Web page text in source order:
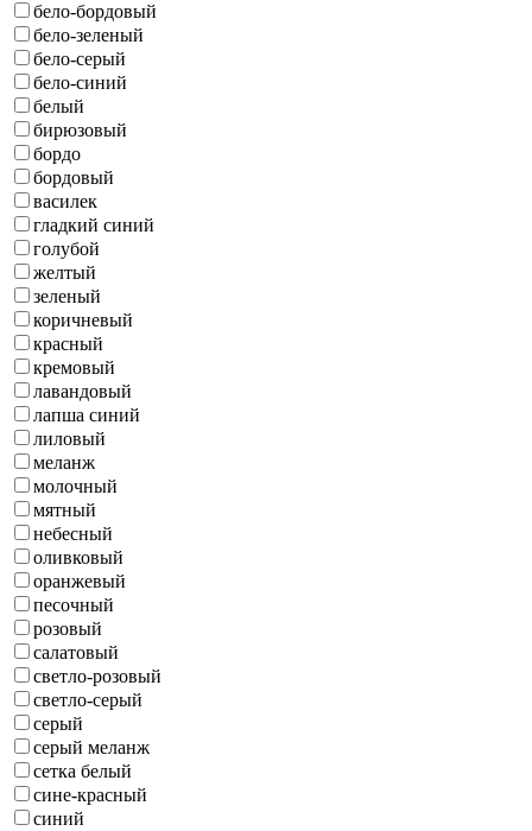
бело-бордовый
бело-зеленый
бело-серый
бело-синий
белый
бирюзовый
бордо
бордовый
василек
гладкий синий
голубой
желтый
зеленый
коричневый
красный
кремовый
лавандовый
лапша синий
лиловый
меланж
молочный
мятный
небесный
оливковый
оранжевый
песочный
розовый
салатовый
светло-розовый
светло-серый
серый
серый меланж
сетка белый
сине-красный
синий